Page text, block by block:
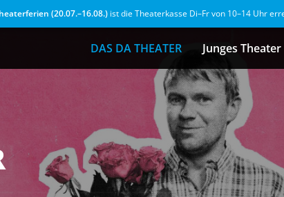
(20.07.–16.08.)ist die Theaterkasse Di–Fr von 10–14 Uhr
DAS DA THEATER Junges Theater